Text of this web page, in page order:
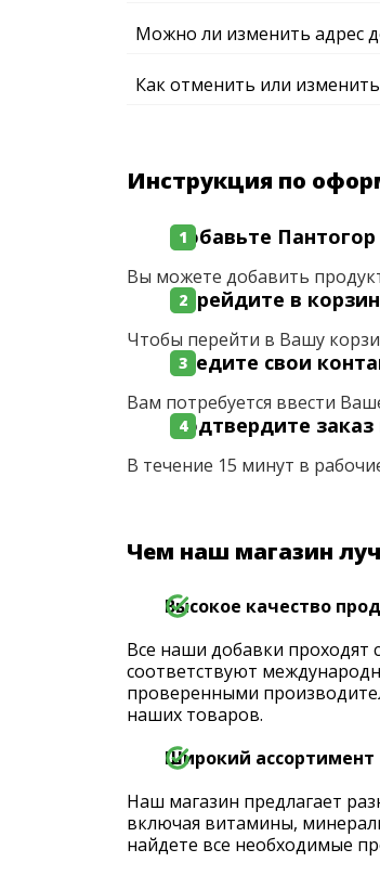
Можно ли изменить адрес
Как отменить или изменить
Инструкция по
Добавьте Пантогор
Вы можете добавить
Перейдите в
Чтобы перейти в Вашу
Введите свои
Вам потребуется ввести
Подтвердите
В течение 15 минут в
Чем наш магазин
Высокое качество
Все наши добавки проходят
соответствуют
проверенными
наших товаров.
Широкий ассортимент
Наш магазин предлагает
включая витамины,
найдете все необходимые